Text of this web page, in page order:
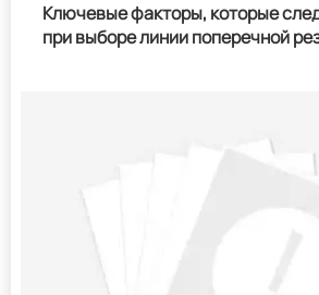
Ключевые факторы, которые
при выборе линии поперечной